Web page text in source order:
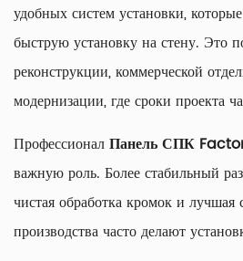
удобных систем установки,
быструю установку на стену. Это
реконструкции, коммерческой
модернизации, где сроки проекта
ПрофессионалПанель СПК
важную роль. Более стабильный
чистая обработка кромок и лучшая
производства часто делают